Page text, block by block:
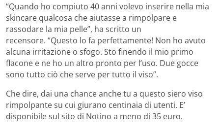
“Quando ho compiuto 40 anni volevo inserire nella mia
skincare qualcosa che aiutasse a rimpolpare e
rassodare la mia pelle”, ha scritto un
recensore. “Questo lo fa perfettamente! Non ho avuto
alcuna irritazione o sfogo. Sto finendo il mio primo
flacone e ne ho un altro pronto per l’uso. Due gocce
sono tutto ciò che serve per tutto il ​​viso”.
Che dire, dai una chance anche tu a questo siero viso
rimpolpante su cui giurano centinaia di utenti. E’
disponibile sul sito di Notino a meno di 35 euro.